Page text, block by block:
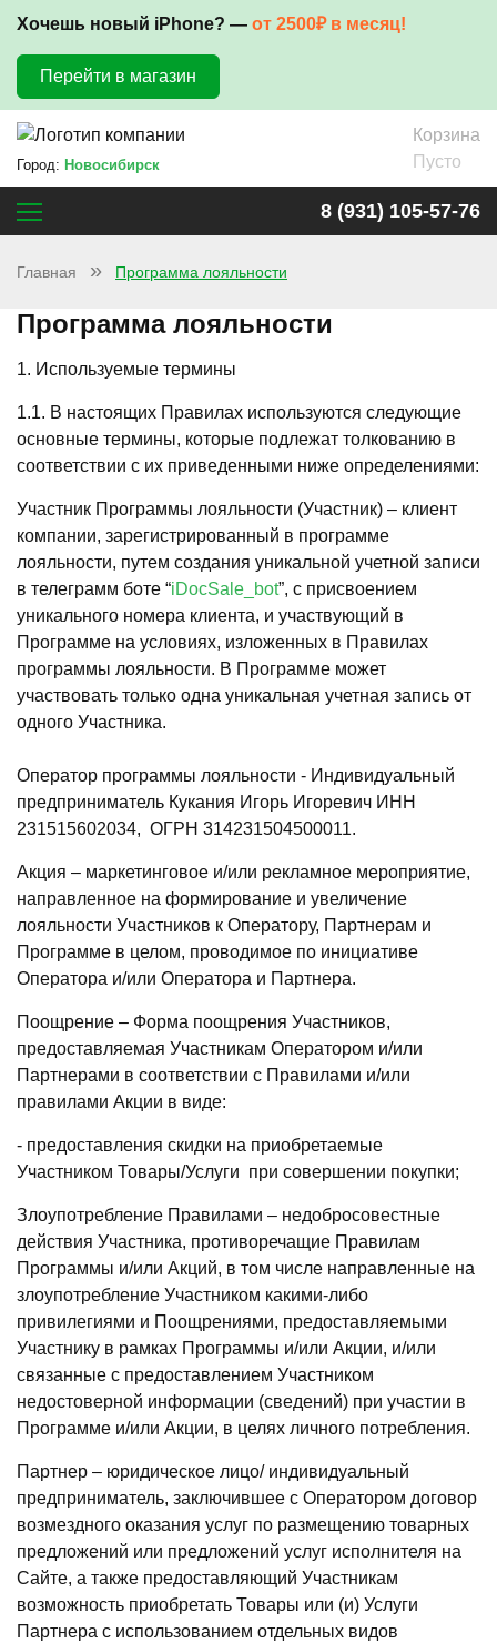
Хочешь новый iPhone? — от 2500₽ в месяц!
Перейти в магазин
Город: Новосибирск
Корзина
Пусто
8 (931) 105-57-76
Главная Программа лояльности
Программа лояльности
1. Используемые термины
1.1. В настоящих Правилах используются следующие
основные термины, которые подлежат толкованию в
соответствии с их приведенными ниже определениями:
Участник Программы лояльности (Участник) – клиент
компании, зарегистрированный в программе
лояльности, путем создания уникальной учетной записи
в телеграмм боте “iDocSale_bot”, с присвоением
уникального номера клиента, и участвующий в
Программе на условиях, изложенных в Правилах
программы лояльности. В Программе может
участвовать только одна уникальная учетная запись от
одного Участника.
Оператор программы лояльности - Индивидуальный
предприниматель Кукания Игорь Игоревич ИНН
231515602034, ОГРН 314231504500011.
Акция – маркетинговое и/или рекламное мероприятие,
направленное на формирование и увеличение
лояльности Участников к Оператору, Партнерам и
Программе в целом, проводимое по инициативе
Оператора и/или Оператора и Партнера.
Поощрение – Форма поощрения Участников,
предоставляемая Участникам Оператором и/или
Партнерами в соответствии с Правилами и/или
правилами Акции в виде:
- предоставления скидки на приобретаемые
Участником Товары/Услуги при совершении покупки;
Злоупотребление Правилами – недобросовестные
действия Участника, противоречащие Правилам
Программы и/или Акций, в том числе направленные на
злоупотребление Участником какими-либо
привилегиями и Поощрениями, предоставляемыми
Участнику в рамках Программы и/или Акции, и/или
связанные с предоставлением Участником
недостоверной информации (сведений) при участии в
Программе и/или Акции, в целях личного потребления.
Партнер – юридическое лицо/ индивидуальный
предприниматель, заключившее с Оператором договор
возмездного оказания услуг по размещению товарных
предложений или предложений услуг исполнителя на
Сайте, а также предоставляющий Участникам
возможность приобретать Товары или (и) Услуги
Партнера с использованием отдельных видов